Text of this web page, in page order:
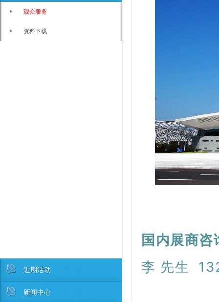
观众服务
资料下载
近期活动
新闻中心
国内展商咨
李 先生